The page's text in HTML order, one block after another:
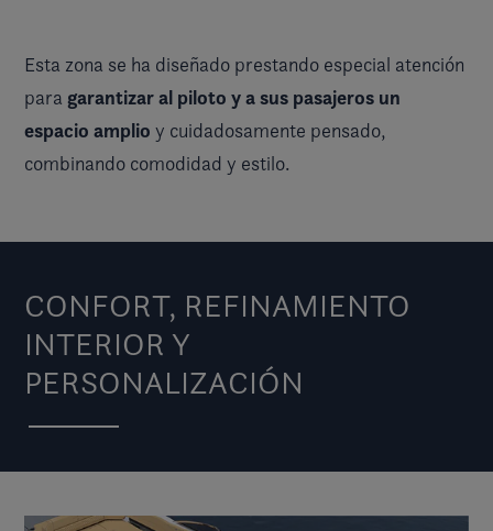
Esta zona se ha diseñado prestando especial atención
para garantizar al piloto y a sus pasajeros un
espacio amplio y cuidadosamente pensado,
combinando comodidad y estilo.
CONFORT, REFINAMIENTO
INTERIOR Y
PERSONALIZACIÓN